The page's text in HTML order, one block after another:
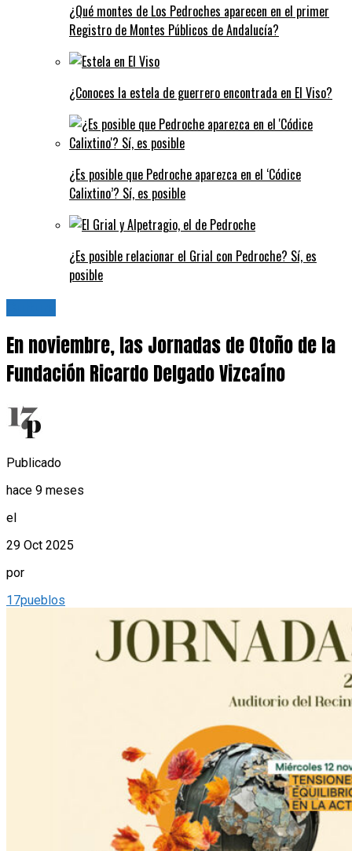
¿Qué montes de Los Pedroches aparecen en el primer
Registro de Montes Públicos de Andalucía?
¿Conoces la estela de guerrero encontrada en El Viso?
¿Es posible que Pedroche aparezca en el ‘Códice
Calixtino’? Sí, es posible
¿Es posible relacionar el Grial con Pedroche? Sí, es
posible
En noviembre, las Jornadas de Otoño de la
Fundación Ricardo Delgado Vizcaíno
Publicado
hace 9 meses
el
29 Oct 2025
por
17pueblos